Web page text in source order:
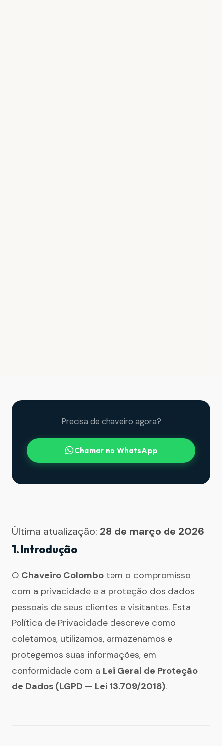
Última atualização: 28 de março de 2026
1. Introdução
O Chaveiro Colombo tem o compromisso
com a privacidade e a proteção dos dados
pessoais de seus clientes e visitantes. Esta
Política de Privacidade descreve como
coletamos, utilizamos, armazenamos e
protegemos suas informações, em
conformidade com a Lei Geral de Proteção
de Dados (LGPD — Lei 13.709/2018).
Precisa de chaveiro agora?
Chamar no WhatsApp